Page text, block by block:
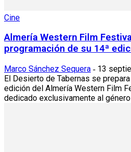
Cine
Almería Western Film
programación de su 14ª
Marco Sánchez Sequera - 13
El Desierto de Tabernas se
edición del Almería Western Film
dedicado exclusivamente al